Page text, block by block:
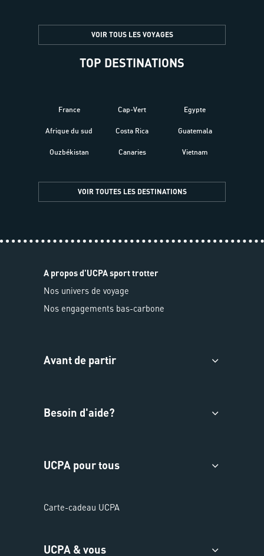
VOIR TOUS LES VOYAGES
TOP DESTINATIONS
France
Afrique du sud
Ouzbékistan
Cap-Vert
Costa Rica
Canaries
Egypte
Guatemala
Vietnam
VOIR TOUTES LES DESTINATIONS
A propos d'UCPA sport trotter
Nos univers de voyage
Nos engagements bas-carbone
Avant de partir
Besoin d'aide?
UCPA pour tous
Carte-cadeau UCPA
UCPA & vous